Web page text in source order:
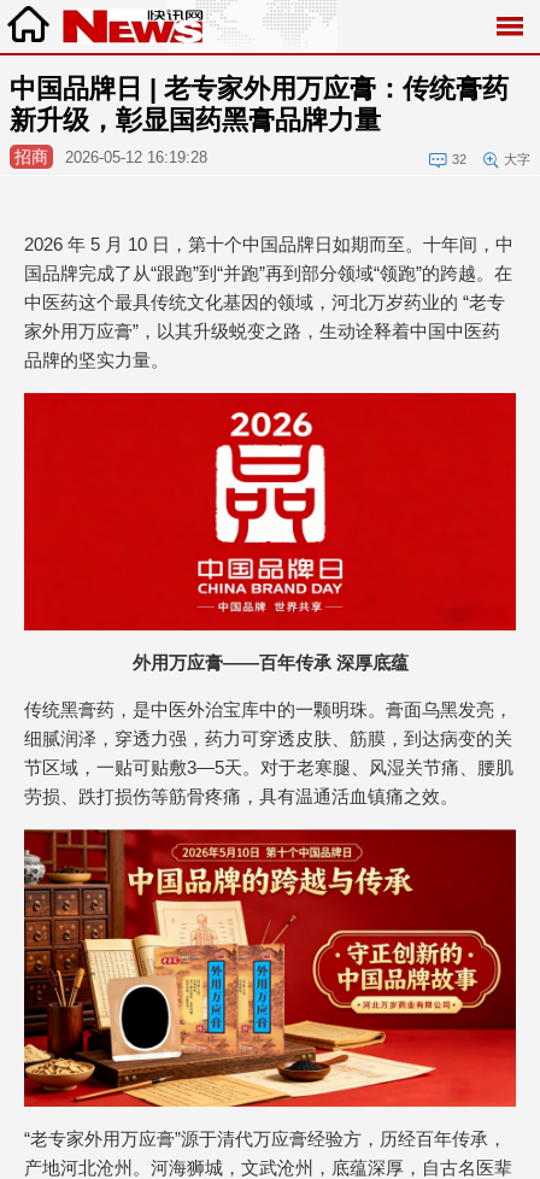
中国品牌日 | 老专家外用万应膏：传统膏药
新升级，彰显国药黑膏品牌力量
招商 2026-05-12 16:19:28 32 大字
2026 年 5 月 10 日，第十个中国品牌日如期而至。十年间，中
国品牌完成了从“跟跑”到“并跑”再到部分领域“领跑”的跨越。在
中医药这个最具传统文化基因的领域，河北万岁药业的 “老专
家外用万应膏”，以其升级蜕变之路，生动诠释着中国中医药
品牌的坚实力量。
外用万应膏——百年传承 深厚底蕴
传统黑膏药，是中医外治宝库中的一颗明珠。膏面乌黑发亮，
细腻润泽，穿透力强，药力可穿透皮肤、筋膜，到达病变的关
节区域，一贴可贴敷3—5天。对于老寒腿、风湿关节痛、腰肌
劳损、跌打损伤等筋骨疼痛，具有温通活血镇痛之效。
“老专家外用万应膏”源于清代万应膏经验方，历经百年传承，
产地河北沧州。河海狮城，文武沧州，底蕴深厚，自古名医辈